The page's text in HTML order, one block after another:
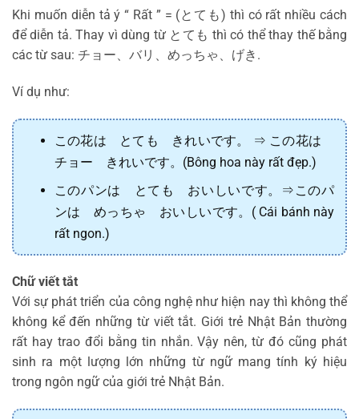
Khi muốn diễn tả ý “ Rất ” = (とても) thì có rất nhiều cách
để diễn tả. Thay vì dùng từ とても thì có thể thay thế bằng
các từ sau: チョー、バリ、めっちゃ、げき.
Ví dụ như:
この花は とても きれいです。 ⇒ この花は
チョー きれいです。(Bông hoa này rất đẹp.)
このパンは とても おいしいです。⇒このパ
ンは めっちゃ おいしいです。( Cái bánh này
rất ngon.)
Chữ viết tắt
Với sự phát triển của công nghệ như hiện nay thì không thể
không kể đến những từ viết tắt. Giới trẻ Nhật Bản thường
rất hay trao đổi bằng tin nhắn. Vậy nên, từ đó cũng phát
sinh ra một lượng lớn những từ ngữ mang tính ký hiệu
trong ngôn ngữ của giới trẻ Nhật Bản.